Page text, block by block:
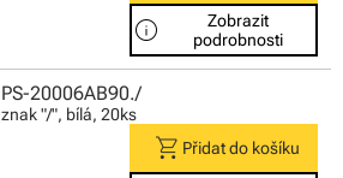
info
Zobrazit
podrobnosti
PS-20006AB90./
znak "/", bílá, 20ks
shopping_cart Přidat do košíku